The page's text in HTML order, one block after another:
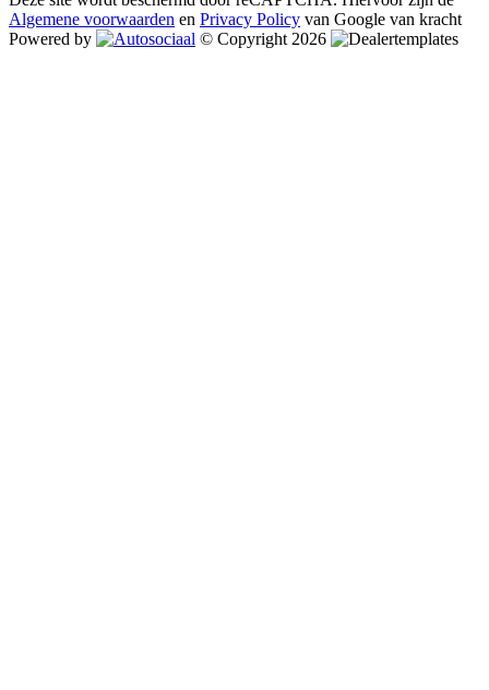
Algemene voorwaarden en Privacy Policy van Google van kracht
Powered by
© Copyright 2026